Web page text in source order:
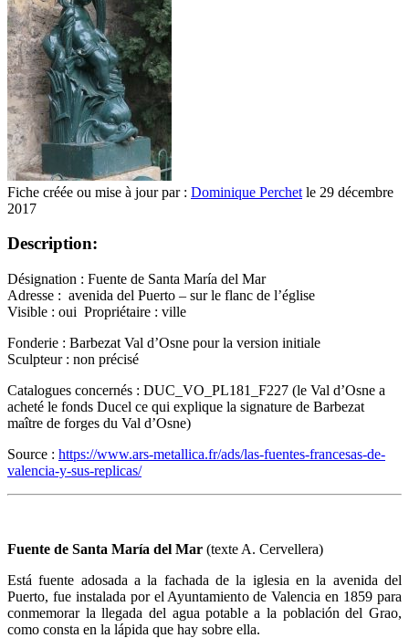
Fiche créée ou mise à jour par : Dominique Perchet le 29 décembre
2017
Description:
Désignation : Fuente de Santa María del Mar
Adresse : avenida del Puerto – sur le flanc de l’église
Visible : oui Propriétaire : ville
Fonderie : Barbezat Val d’Osne pour la version initiale
Sculpteur : non précisé
Catalogues concernés : DUC_VO_PL181_F227 (le Val d’Osne a
acheté le fonds Ducel ce qui explique la signature de Barbezat
maître de forges du Val d’Osne)
Source : https://www.ars-metallica.fr/ads/las-fuentes-francesas-de-
valencia-y-sus-replicas/
Fuente de Santa María del Mar (texte A. Cervellera)
Está fuente adosada a la fachada de la iglesia en la avenida del
Puerto, fue instalada por el Ayuntamiento de Valencia en 1859 para
conmemorar la llegada del agua potable a la población del Grao,
como consta en la lápida que hay sobre ella.